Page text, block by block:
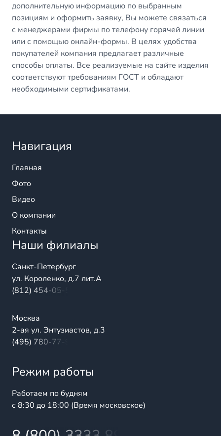
дополнительную информацию по выбранным
позициям и оформить заявку, Вы можете связаться
с менеджерами фирмы по телефону горячей линии
или с помощью онлайн-формы. В целях удобства
покупателей компания предлагает различные
способы оплаты. Все реализуемые на сайте изделия
соответствуют требованиям ГОСТ и обладают
необходимыми сертификатами.
Навигация
Главная
Фото
Видео
О компании
Контакты
Наши филиалы
Санкт-Петербург
ул. Короленко, д.7 лит.А
(812) 454-05-54
Москва
2-ая ул. Энтузиастов, д.3
(495) 780-77-98
Режим работы
Работаем по будням
с 8:30 до 18:00 (Время московское)